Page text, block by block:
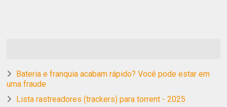
Bateria e franquia acabam rápido? Você pode estar em
uma fraude
Lista rastreadores (trackers) para torrent - 2025